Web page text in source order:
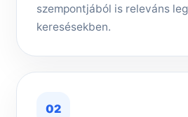
szempontjából is releváns
keresésekben.
02